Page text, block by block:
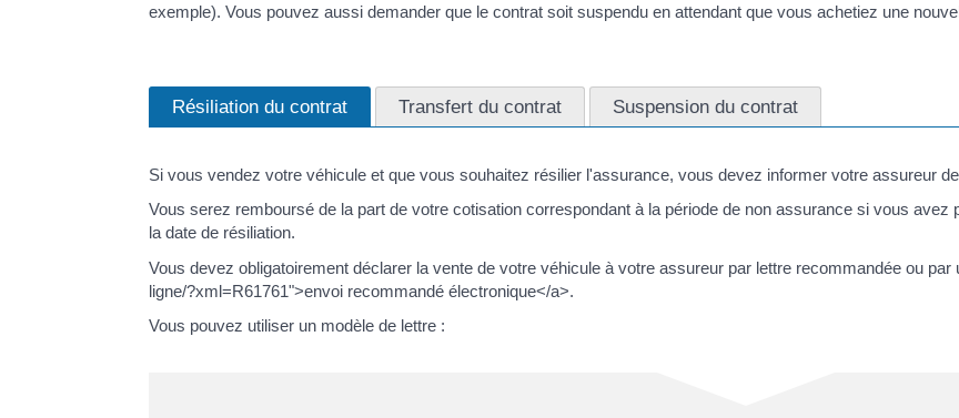
exemple). Vous pouvez aussi demander que le contrat soit suspendu en attendant que vous achetiez une
Résiliation du contrat Transfert du contrat Suspension du contrat
Si vous vendez votre véhicule et que vous souhaitez résilier l'assurance, vous devez informer votre assureur
Vous serez remboursé de la part de votre cotisation correspondant à la période de non assurance si vous avez
la date de résiliation.
Vous devez obligatoirement déclarer la vente de votre véhicule à votre assureur par lettre recommandée ou
ligne/?xml=R61761">envoi recommandé électronique</a>.
Vous pouvez utiliser un modèle de lettre :